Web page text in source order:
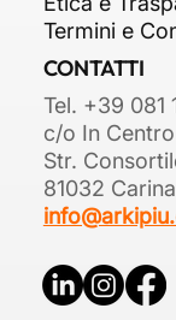
Termini e
CONTATTI
Tel. +39 081
c/o In
Str.
81032